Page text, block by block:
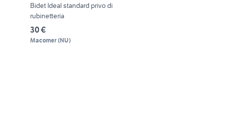
Bidet Ideal standard privo di
rubinetteria
30 €
Macomer(NU)